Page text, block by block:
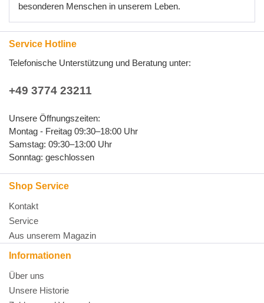
besonderen Menschen in unserem Leben.
Service Hotline
Telefonische Unterstützung und Beratung unter:
+49 3774 23211
Unsere Öffnungszeiten:
Montag - Freitag 09:30–18:00 Uhr
Samstag: 09:30–13:00 Uhr
Sonntag: geschlossen
Shop Service
Kontakt
Service
Aus unserem Magazin
Informationen
Über uns
Unsere Historie